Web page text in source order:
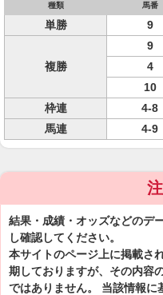
種類 馬番
単勝 9
複勝
9
4
10
枠連
4-8
馬連
4-9
結果・成績・オッズなどのデ
し確認してください。
本サイトのページ上に掲載さ
期しておりますが、その内容
ではありません。 当該情報に